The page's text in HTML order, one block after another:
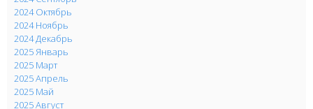
2024 Октябрь
2024 Ноябрь
2024 Декабрь
2025 Январь
2025 Март
2025 Апрель
2025 Май
2025 Август